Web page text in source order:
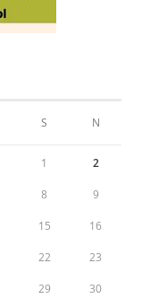
S N
1 2
8 9
15 16
22 23
29 30